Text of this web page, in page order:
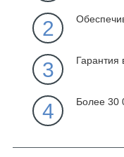
2
3 Гарантия
4 Более 30